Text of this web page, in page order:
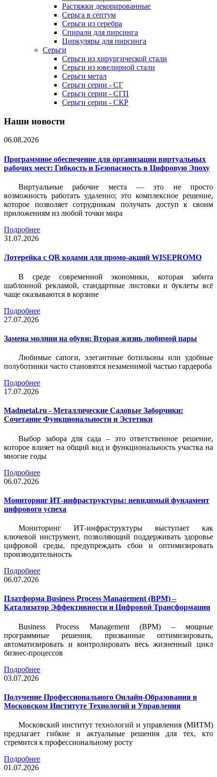
Растяжки декорированные
Серьга в септум
Серьги из серебра
Спирали для пирсинга
Циркуляры для пирсинга
Серьги
Серьги из хирургической стали
Серьги из ювелирной стали
Серьги метал
Серьги серии - СГ
Серьги серии - СГП
Серьги серии - СКР
Наши новости
06.08.2026
Программное обеспечение для организации виртуальных
рабочих мест: Гибкость и Безопасность в Цифровую Эпоху
Виртуальные рабочие места — это не просто
возможность работать удаленно; это комплексное решение,
которое позволяет сотрудникам получать доступ к своим
приложениям из любой точки мира
Подробнее
31.07.2026
Лотерейка c QR кодами для промо-акций WISEPROMO
В среде современной экономики, которая забита
шаблонной рекламой, стандартные листовки и буклеты всё
чаще оказываются в корзине
Подробнее
27.07.2026
Замена молнии на обуви: Вторая жизнь любимой пары
Любимые сапоги, элегантные ботильоны или удобные
полуботинки часто становятся незаменимой частью гардероба
Подробнее
17.07.2026
Madmetal.ru - Металлические Садовые Заборчики:
Сочетание Функциональности и Эстетики
Выбор забора для сада – это ответственное решение,
которое влияет на общий вид и функциональность участка на
многие годы
Подробнее
06.07.2026
Мониторинг ИТ-инфраструктуры: невидимый фундамент
цифрового успеха
Мониторинг ИТ-инфраструктуры выступает как
ключевой инструмент, позволяющий поддерживать здоровье
цифровой среды, предупреждать сбои и оптимизировать
производительность
Подробнее
06.07.2026
Платформа Business Process Management (BPM) –
Катализатор Эффективности и Цифровой Трансформации
Business Process Management (BPM) – мощные
программные решения, призванные оптимизировать,
автоматизировать и контролировать весь жизненный цикл
бизнес-процессов
Подробнее
03.07.2026
Получение Профессионального Онлайн-Образования в
Московском Институте Технологий и Управления
Московский институт технологий и управления (МИТМ)
предлагает гибкие и актуальные решения для тех, кто
стремится к профессиональному росту
Подробнее
01.07.2026